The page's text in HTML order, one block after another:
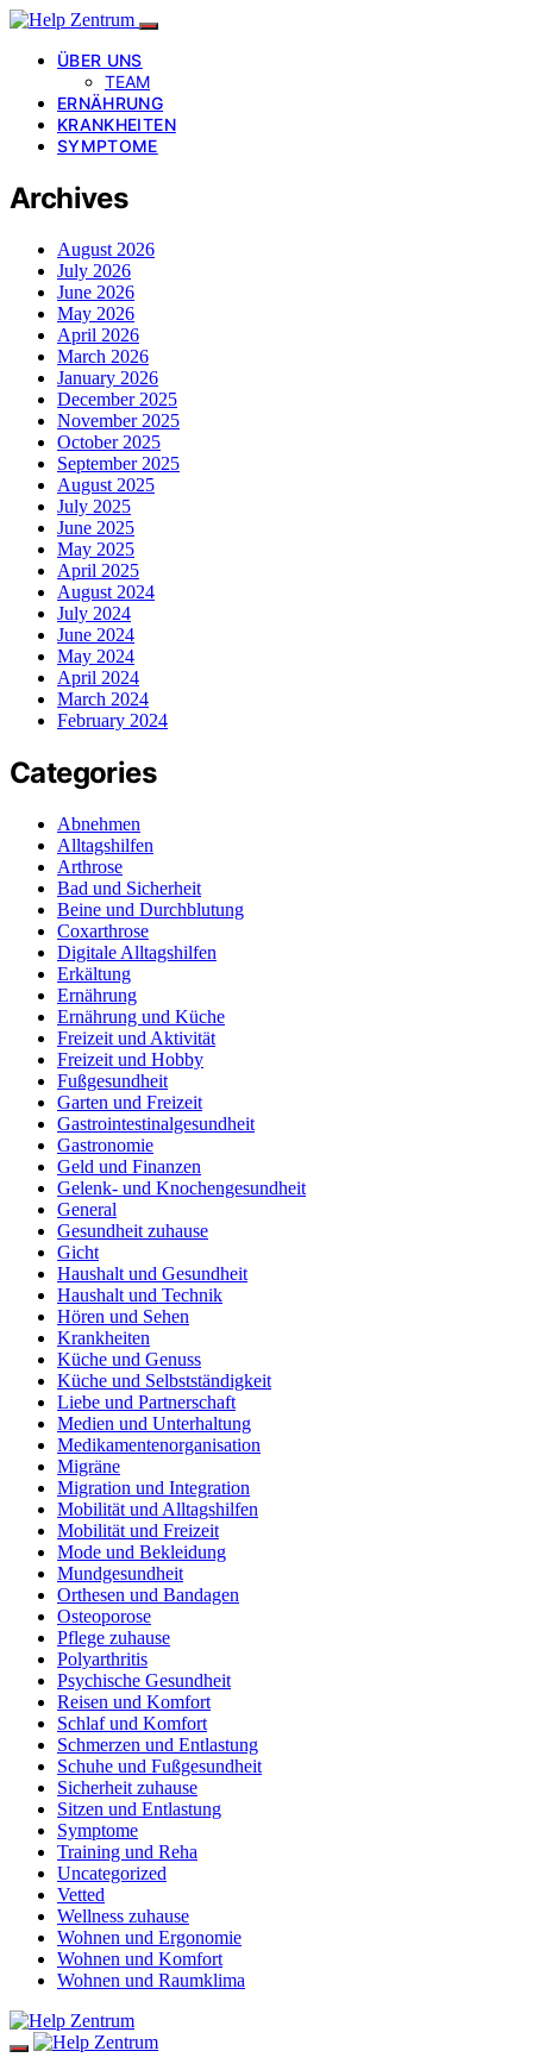
ÜBER UNS
TEAM
ERNÄHRUNG
KRANKHEITEN
SYMPTOME
Archives
August 2026
July 2026
June 2026
May 2026
April 2026
March 2026
January 2026
December 2025
November 2025
October 2025
September 2025
August 2025
July 2025
June 2025
May 2025
April 2025
August 2024
July 2024
June 2024
May 2024
April 2024
March 2024
February 2024
Categories
Abnehmen
Alltagshilfen
Arthrose
Bad und Sicherheit
Beine und Durchblutung
Coxarthrose
Digitale Alltagshilfen
Erkältung
Ernährung
Ernährung und Küche
Freizeit und Aktivität
Freizeit und Hobby
Fußgesundheit
Garten und Freizeit
Gastrointestinalgesundheit
Gastronomie
Geld und Finanzen
Gelenk- und Knochengesundheit
General
Gesundheit zuhause
Gicht
Haushalt und Gesundheit
Haushalt und Technik
Hören und Sehen
Krankheiten
Küche und Genuss
Küche und Selbstständigkeit
Liebe und Partnerschaft
Medien und Unterhaltung
Medikamentenorganisation
Migräne
Migration und Integration
Mobilität und Alltagshilfen
Mobilität und Freizeit
Mode und Bekleidung
Mundgesundheit
Orthesen und Bandagen
Osteoporose
Pflege zuhause
Polyarthritis
Psychische Gesundheit
Reisen und Komfort
Schlaf und Komfort
Schmerzen und Entlastung
Schuhe und Fußgesundheit
Sicherheit zuhause
Sitzen und Entlastung
Symptome
Training und Reha
Uncategorized
Vetted
Wellness zuhause
Wohnen und Ergonomie
Wohnen und Komfort
Wohnen und Raumklima